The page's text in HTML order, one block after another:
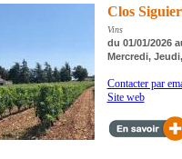
Clos Siguier
Vins
du 01/01/2026
Mercredi,
Contacter par
Site web